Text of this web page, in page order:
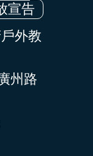
宣告
外教
州路